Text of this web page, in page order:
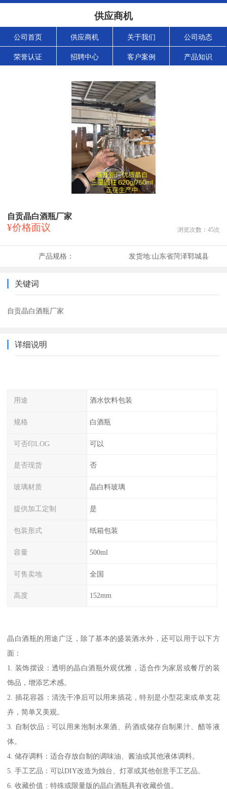
供应商机
公司首页 供应商机 关于我们 公司动态
荣誉认证 招聘中心 客户案例 产品知识
自贡晶白酒瓶厂家
¥价格面议 浏览次数： 45次
产品规格： 发货地:山东省菏泽郓城县
关键词
自贡晶白酒瓶厂家
详细说明
用途 酒水饮料包装
规格 白酒瓶
可否印LOG 可以
是否现货 否
玻璃材质 晶白料玻璃
提供加工定制 是
包装形式 纸箱包装
容量 500ml
可售卖地 全国
高度 152mm
晶白酒瓶的用途广泛，除了基本的盛装酒水外，还可以用于以下方
面：
1. 装饰摆设：透明的晶白酒瓶外观优雅，适合作为家居或餐厅的装
饰品，增添艺术感。
2. 插花容器：清洗干净后可以用来插花，特别是小型花束或单支花
卉，简单又美观。
3. 自制饮品：可以用来泡制水果酒、药酒或储存自制果汁、醋等液
体。
4. 储存调料：适合存放自制的调味油、酱油或其他液体调料。
5. 手工艺品：可以DIY改造为烛台、灯罩或其他创意手工艺品。
6. 收藏价值：特殊或限量版的晶白酒瓶具有收藏价值。